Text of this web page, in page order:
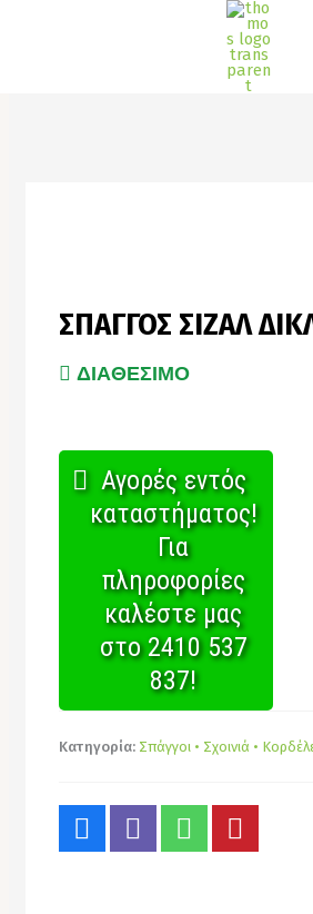
ΣΠΑΓΓΟΣ ΣΙΖΑΛ
ΔΙΑΘΕΣΙΜΟ
Αγορές εντός
καταστήματος!
Για
πληροφορίες
καλέστε μας
στο 2410 537
837!
Κατηγορία: Σπάγγοι • Σχοινιά •